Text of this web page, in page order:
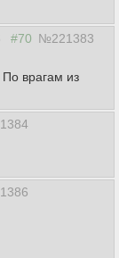
#70 №221383
врагам из